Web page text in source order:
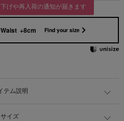
げや再入荷の通知が届きます
Waist +8cm Find your size
テム説明
サイズ